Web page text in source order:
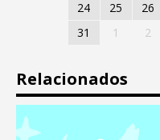
24
25 26
31
1 2
Relacionados